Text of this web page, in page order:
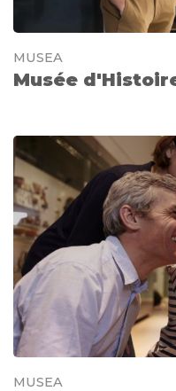
MUSEA
Musée
MUSEA